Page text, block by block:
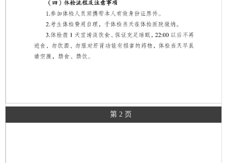
第 2 页